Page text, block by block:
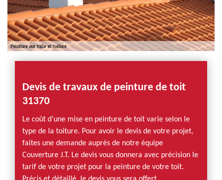
Devis de travaux de peinture de toit
31370
Le coût d’une mise en peinture de toit varie selon le
type de la toiture. Pour avoir le devis de votre projet,
faites une demande auprès de notre équipe
Couverture J.T. Le devis vous donnera avec précision le
tarif de votre projet pour la peinture de votre toit.